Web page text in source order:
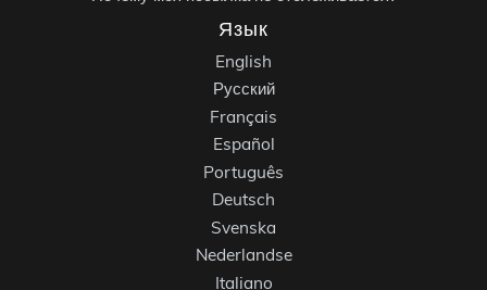
Язык
English
Русский
Français
Español
Português
Deutsch
Svenska
Nederlandse
Italiano